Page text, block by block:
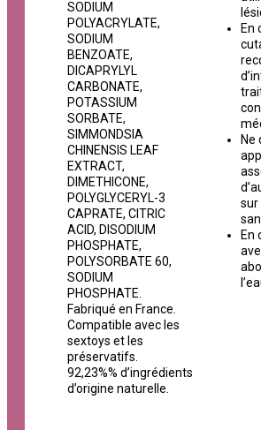
SODIUM
POLYACRYLATE,
SODIUM
BENZOATE,
DICAPRYLYL
CARBONATE,
POTASSIUM
SORBATE,
SIMMONDSIA
CHINENSIS LEAF
EXTRACT,
DIMETHICONE,
POLYGLYCERYL-3
CAPRATE, CITRIC
ACID, DISODIUM
PHOSPHATE,
POLYSORBATE 60,
SODIUM
PHOSPHATE.
Fabriqué en France.
Compatible avec les
sextoys et les
préservatifs.
92,23%% d’ingrédients
d’origine naturelle.
En
Ne
sur
En